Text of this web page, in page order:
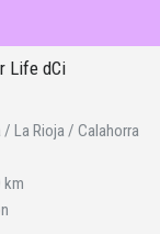
Life dCi
/ La Rioja / Calahorra
km